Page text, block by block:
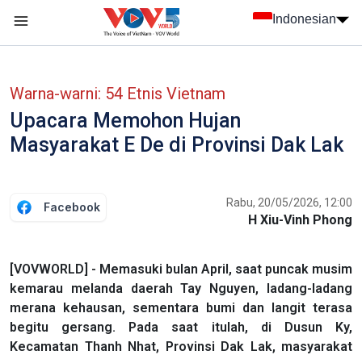
Indonesian
Warna-warni: 54 Etnis Vietnam
Upacara Memohon Hujan
Masyarakat E De di Provinsi Dak Lak
Facebook Rabu, 20/05/2026, 12:00
H Xiu-Vinh Phong
[VOVWORLD] - Memasuki bulan April, saat puncak musim
kemarau melanda daerah Tay Nguyen, ladang-ladang
merana kehausan, sementara bumi dan langit terasa
begitu gersang. Pada saat itulah, di Dusun Ky,
Kecamatan Thanh Nhat, Provinsi Dak Lak, masyarakat